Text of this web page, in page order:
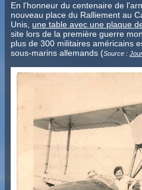
En l'honneur du centenaire de
nouveau place du Ralliement au
Unis, une table avec une plaque
site lors de la première guerre
plus de 300 militaires américains
sous-marins allemands (Source :